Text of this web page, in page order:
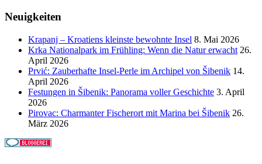
Neuigkeiten
Krapanj – Kroatiens kleinste bewohnte Insel 8. Mai 2026
Krka Nationalpark im Frühling: Wenn die Natur erwacht 26.
April 2026
Prvić: Zauberhafte Insel-Perle im Archipel von Šibenik 14.
April 2026
Festungen in Šibenik: Panorama voller Geschichte 3. April
2026
Pirovac: Charmanter Fischerort mit Marina bei Šibenik 26.
März 2026